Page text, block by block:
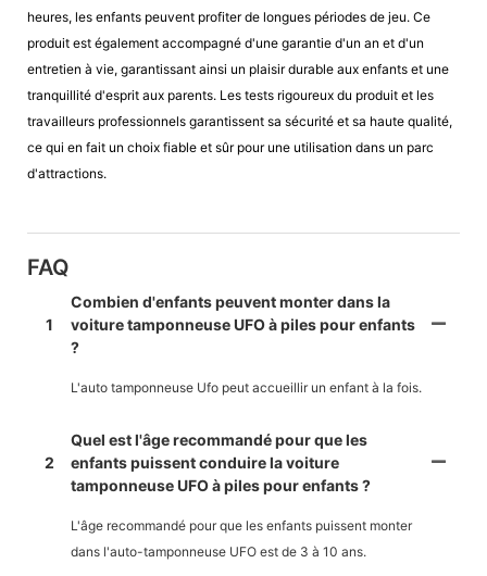
heures, les enfants peuvent profiter de longues périodes de jeu. Ce
produit est également accompagné d'une garantie d'un an et d'un
entretien à vie, garantissant ainsi un plaisir durable aux enfants et une
tranquillité d'esprit aux parents. Les tests rigoureux du produit et les
travailleurs professionnels garantissent sa sécurité et sa haute qualité,
ce qui en fait un choix fiable et sûr pour une utilisation dans un parc
d'attractions.
FAQ
1
Combien d'enfants peuvent monter dans la
voiture tamponneuse UFO à piles pour enfants
?
L'auto tamponneuse Ufo peut accueillir un enfant à la fois.
2
Quel est l'âge recommandé pour que les
enfants puissent conduire la voiture
tamponneuse UFO à piles pour enfants ?
L'âge recommandé pour que les enfants puissent monter
dans l'auto-tamponneuse UFO est de 3 à 10 ans.